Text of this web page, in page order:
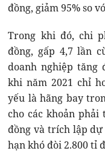
đồng, giảm 95% so
Trong khi đó, chi
đồng, gấp 4,7 lần
doanh nghiệp tăng
khi năm 2021 chỉ
yếu là hãng bay
cho các khoản phải
đồng và trích lập
hạn khó đòi 2.800 tỉ